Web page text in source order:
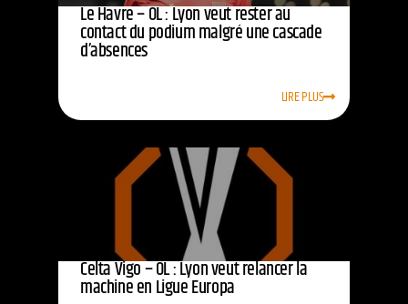
Le Havre – OL : Lyon veut rester au
contact du podium malgré une cascade
d’absences
LIRE PLUS
Celta Vigo – OL : Lyon veut relancer la
machine en Ligue Europa